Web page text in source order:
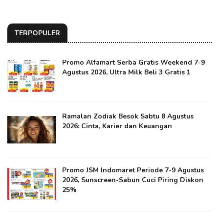
TERPOPULER
Promo Alfamart Serba Gratis Weekend 7-9
Agustus 2026, Ultra Milk Beli 3 Gratis 1
Ramalan Zodiak Besok Sabtu 8 Agustus
2026: Cinta, Karier dan Keuangan
Promo JSM Indomaret Periode 7-9 Agustus
2026, Sunscreen-Sabun Cuci Piring Diskon
25%